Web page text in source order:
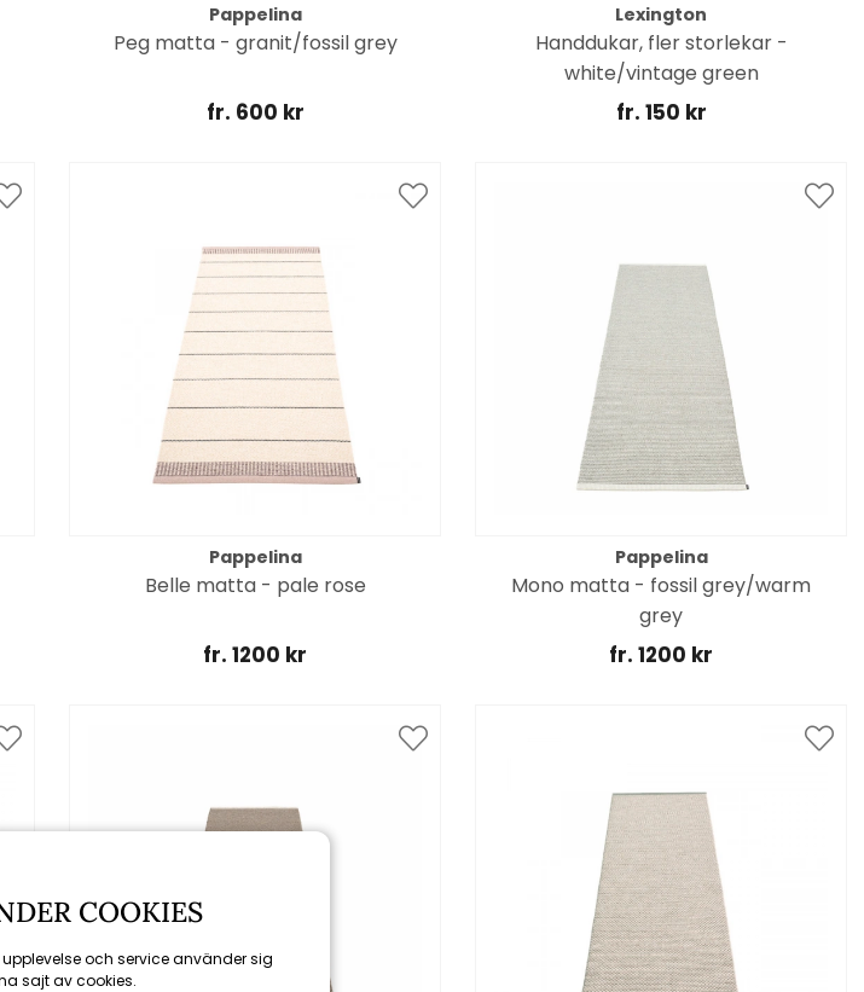
Pappelina
Peg matta - granit/fossil grey
fr. 600 kr
Lexington
Handdukar, fler storlekar -
white/vintage green
fr. 150 kr
Pappelina
Belle matta - pale rose
fr. 1200 kr
Pappelina
Mono matta - fossil grey/warm
grey
fr. 1200 kr
COOKIES
och service använder sig
sajt av cookies.